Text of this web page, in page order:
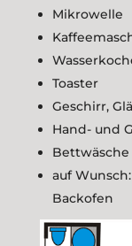
Mikrowelle
Toaster
Geschirr,
Hand- und
Bettwäsche
auf
Backofen